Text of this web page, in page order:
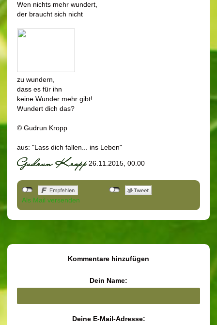
Wen nichts mehr wundert,
der braucht sich nicht
zu wundern,
dass es für ihn
keine Wunder mehr gibt!
Wundert dich das?
© Gudrun Kropp
aus: "Lass dich fallen... ins Leben"
26.11.2015, 00.00
Als Mail versenden
Kommentare hinzufügen
Dein Name:
Deine E-Mail-Adresse: